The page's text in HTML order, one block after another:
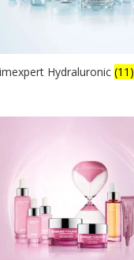
Hydraluronic (11)